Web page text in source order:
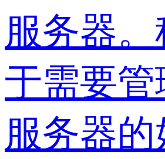
服务器
于需要
服务器